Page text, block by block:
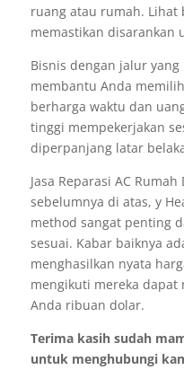
ruang atau rumah. Lihat
memastikan disarankan
Bisnis dengan jalur
membantu Anda
berharga waktu dan
tinggi mempekerjakan
diperpanjang latar
Jasa Reparasi AC
sebelumnya di atas, y
method sangat penting
sesuai. Kabar baiknya
menghasilkan nyata
mengikuti mereka dapat
Anda ribuan dolar.
Terima kasih sudah
untuk menghubungi